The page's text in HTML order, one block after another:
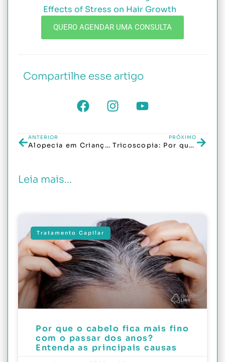
Effects of Stress on Hair Growth
QUERO AGENDAR UMA CONSULTA
Compartilhe esse artigo
ANTERIOR
Alopecia em Crianças: Como Identificar e Tratar Essa Condição Delicada
PRÓXIMO
Tricoscopia: Por que este exame é tão importante?
Leia mais...
Tratamento Capilar
Por que o cabelo fica mais fino
com o passar dos anos?
Entenda as principais causas